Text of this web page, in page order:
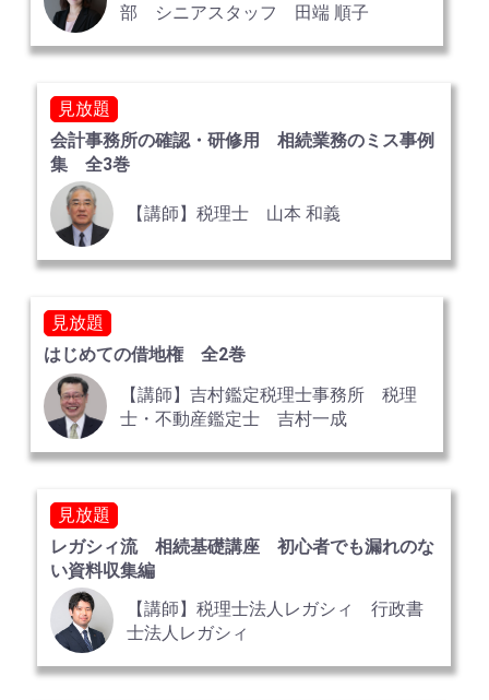
部 シニアスタッフ 田端 順子
見放題
会計事務所の確認・研修用 相続業務のミス事例
集 全3巻
【講師】税理士 山本 和義
見放題
はじめての借地権 全2巻
【講師】吉村鑑定税理士事務所 税理
士・不動産鑑定士 吉村一成
見放題
レガシィ流 相続基礎講座 初心者でも漏れのな
い資料収集編
【講師】税理士法人レガシィ 行政書
士法人レガシィ